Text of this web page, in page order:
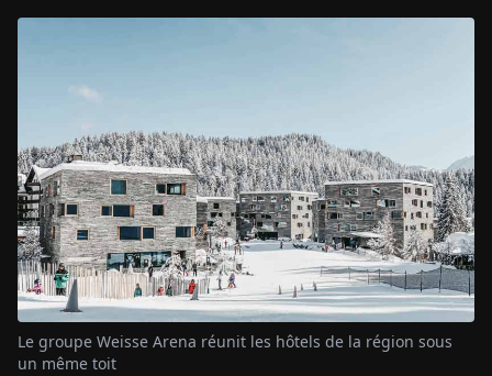
Le groupe Weisse Arena réunit les hôtels de la région sous
un même toit